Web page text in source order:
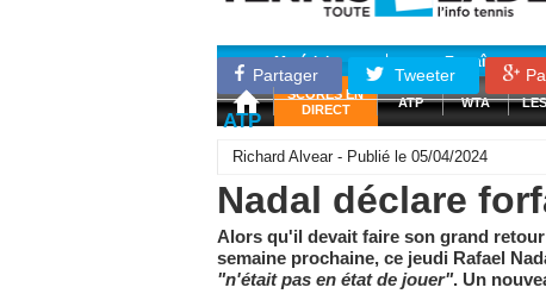
Matériel Entraînement
SCORES EN
DIRECT
ATP WTA
Partager Tweeter
ATP
Richard Alvear - Publié le 05/04/2024
Nadal déclare
Alors qu'il devait faire son grand
semaine prochaine, ce jeudi Rafael
"n'était pas en état de jouer". Un